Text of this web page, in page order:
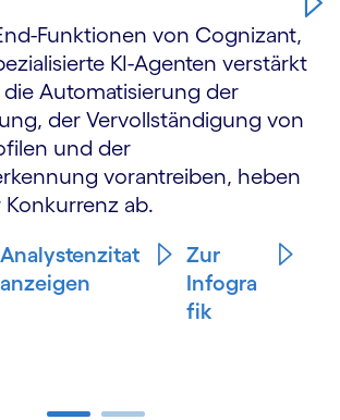
Funktionen von Cognizant,
KI-Agenten verstärkt
Automatisierung der
der Vervollständigung von
und der
vorantreiben, heben
ab.
Analystenzitat
anzeigen
Zur
Infogra
fik